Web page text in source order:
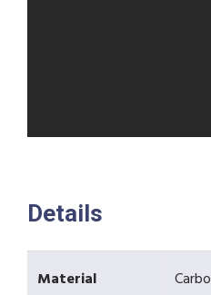
Details
Material